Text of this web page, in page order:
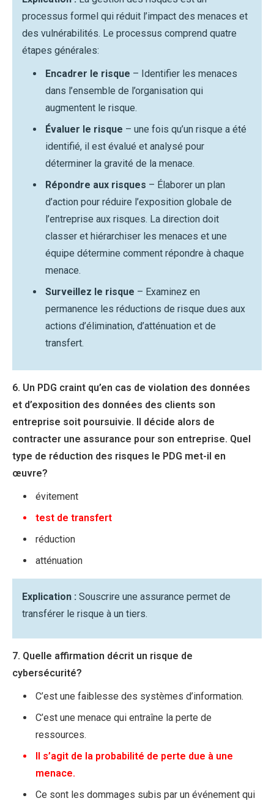
processus formel qui réduit l’impact des menaces et
des vulnérabilités. Le processus comprend quatre
étapes générales:
Encadrer le risque – Identifier les menaces
dans l’ensemble de l’organisation qui
augmentent le risque.
Évaluer le risque – une fois qu’un risque a été
identifié, il est évalué et analysé pour
déterminer la gravité de la menace.
Répondre aux risques – Élaborer un plan
d’action pour réduire l’exposition globale de
l’entreprise aux risques. La direction doit
classer et hiérarchiser les menaces et une
équipe détermine comment répondre à chaque
menace.
Surveillez le risque – Examinez en
permanence les réductions de risque dues aux
actions d’élimination, d’atténuation et de
transfert.
6. Un PDG craint qu’en cas de violation des données
et d’exposition des données des clients son
entreprise soit poursuivie. Il décide alors de
contracter une assurance pour son entreprise. Quel
type de réduction des risques le PDG met-il en
œuvre?
évitement
test de transfert
réduction
atténuation
Explication : Souscrire une assurance permet de
transférer le risque à un tiers.
7. Quelle affirmation décrit un risque de
cybersécurité?
C’est une faiblesse des systèmes d’information.
C’est une menace qui entraîne la perte de
ressources.
Il s’agit de la probabilité de perte due à une
menace.
Ce sont les dommages subis par un événement qui